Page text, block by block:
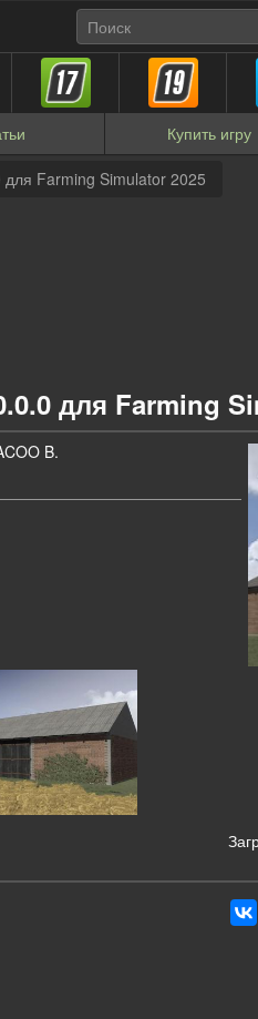
Купить игру
Farming Simulator 2025
для Farming
B.